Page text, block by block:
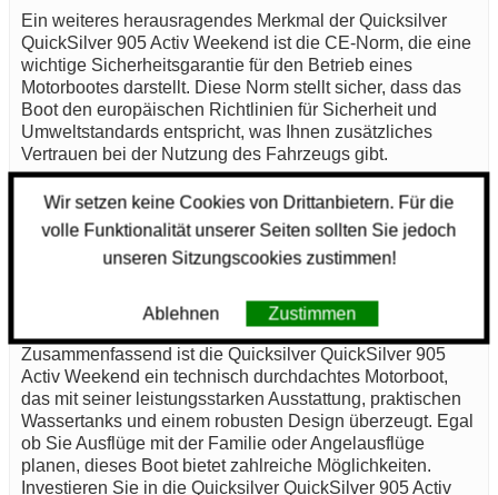
Ein weiteres herausragendes Merkmal der Quicksilver
QuickSilver 905 Activ Weekend ist die CE-Norm, die eine
wichtige Sicherheitsgarantie für den Betrieb eines
Motorbootes darstellt. Diese Norm stellt sicher, dass das
Boot den europäischen Richtlinien für Sicherheit und
Umweltstandards entspricht, was Ihnen zusätzliches
Vertrauen bei der Nutzung des Fahrzeugs gibt.
Die Innenausstattung der Quicksilver QuickSilver 905
Activ Weekend ist funktional und ansprechend gestaltet.
Mit ausreichend Platz für bis zu 8 Personen, ist es der
perfekte Ort für Familienausflüge oder Ausflüge mit
sich auch bei längeren Aufenthalten wohlfühlen können.
Zusammenfassend ist die Quicksilver QuickSilver 905
Activ Weekend ein technisch durchdachtes Motorboot,
das mit seiner leistungsstarken Ausstattung, praktischen
Wassertanks und einem robusten Design überzeugt. Egal
ob Sie Ausflüge mit der Familie oder Angelausflüge
planen, dieses Boot bietet zahlreiche Möglichkeiten.
Investieren Sie in die Quicksilver QuickSilver 905 Activ
Wir setzen keine Cookies von Drittanbietern. Für die
volle Funktionalität unserer Seiten sollten Sie jedoch
unseren Sitzungscookies zustimmen!
Ablehnen Zustimmen